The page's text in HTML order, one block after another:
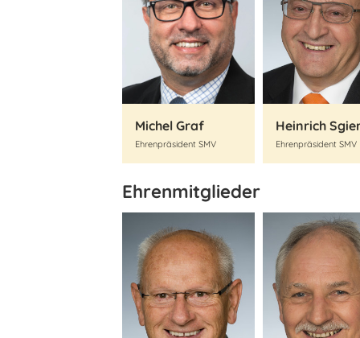
Michel Graf
Ehrenpräsident SMV
Heinrich
Ehrenpräsident SMV
Ehrenmitglieder